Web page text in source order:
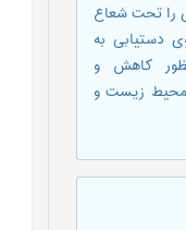
را تحت شعاع
دستیابی به
کاهش و
محیط زیست و